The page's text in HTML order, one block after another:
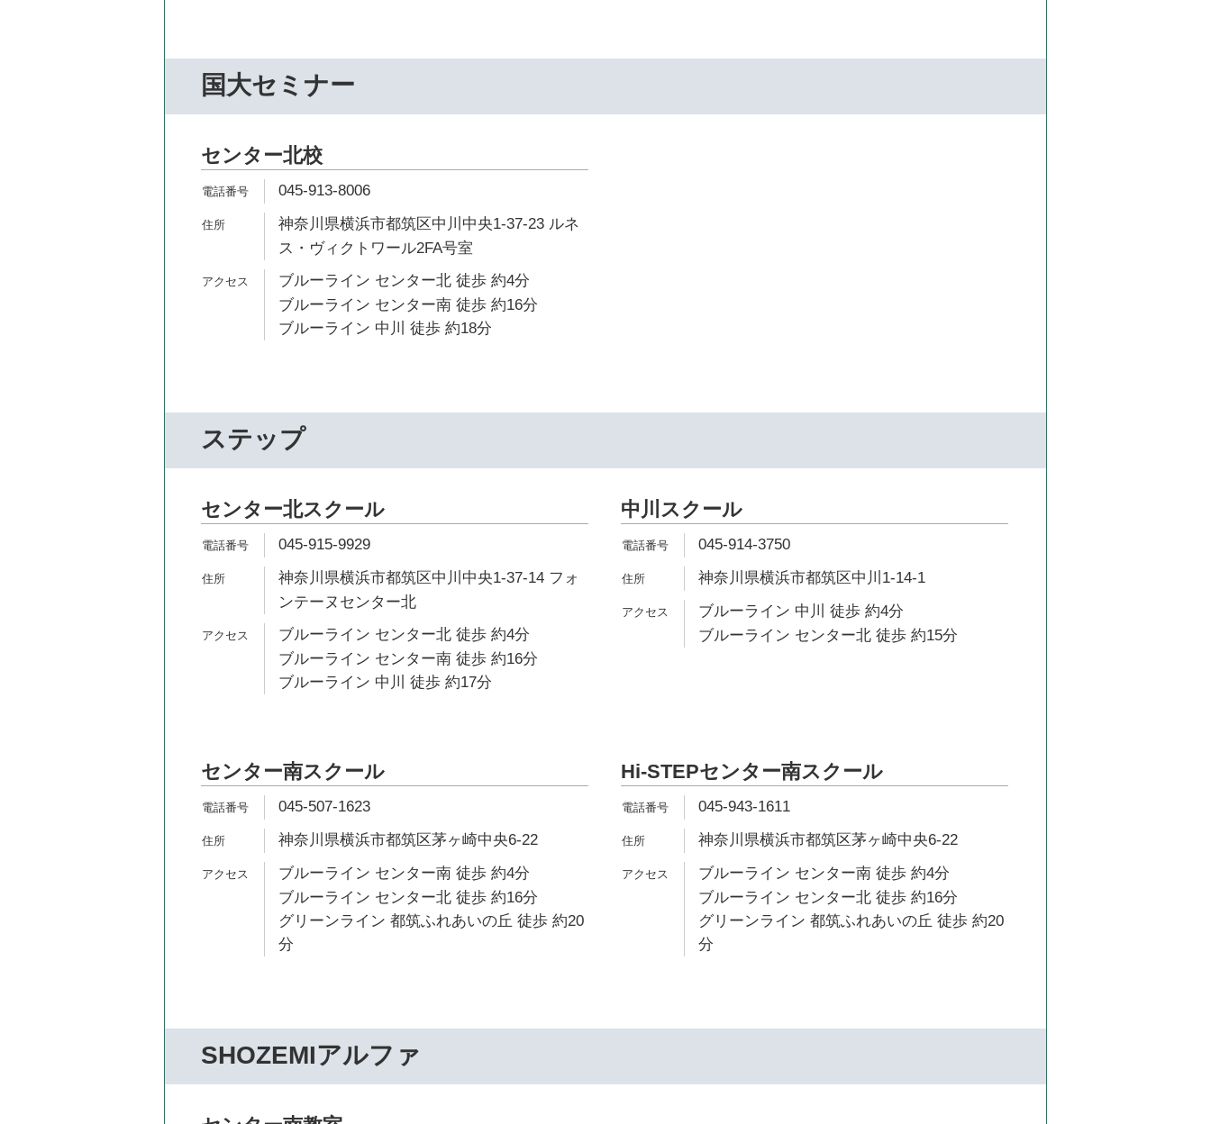
国大セミナー
センター北校
045-913-8006
神奈川県横浜市都筑区中川中央1-37-23 ルネ
ス・ヴィクトワール2FA号室
ブルーライン センター北 徒歩 約4分
ブルーライン センター南 徒歩 約16分
ブルーライン 中川 徒歩 約18分
ステップ
センター北スクール
045-915-9929
神奈川県横浜市都筑区中川中央1-37-14 フォ
ンテーヌセンター北
ブルーライン センター北 徒歩 約4分
ブルーライン センター南 徒歩 約16分
ブルーライン 中川 徒歩 約17分
中川スクール
045-914-3750
神奈川県横浜市都筑区中川1-14-1
ブルーライン 中川 徒歩 約4分
ブルーライン センター北 徒歩 約15分
センター南スクール
045-507-1623
神奈川県横浜市都筑区茅ヶ崎中央6-22
ブルーライン センター南 徒歩 約4分
ブルーライン センター北 徒歩 約16分
グリーンライン 都筑ふれあいの丘 徒歩 約20
分
Hi-STEPセンター南スクール
045-943-1611
神奈川県横浜市都筑区茅ヶ崎中央6-22
ブルーライン センター南 徒歩 約4分
ブルーライン センター北 徒歩 約16分
グリーンライン 都筑ふれあいの丘 徒歩 約20
分
SHOZEMIアルファ